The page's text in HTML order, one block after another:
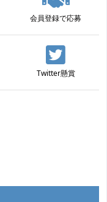
会員登録で応募
Twitter懸賞